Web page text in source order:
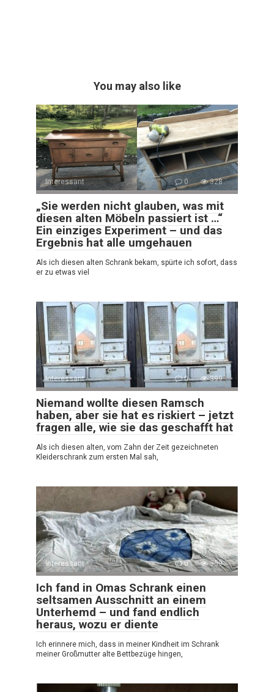
You may also like
Interessant 0 328
„Sie werden nicht glauben, was mit
diesen alten Möbeln passiert ist …“
Ein einziges Experiment – und das
Ergebnis hat alle umgehauen
Als ich diesen alten Schrank bekam, spürte ich sofort, dass
er zu etwas viel
Interessant 0 399
Niemand wollte diesen Ramsch
haben, aber sie hat es riskiert – jetzt
fragen alle, wie sie das geschafft hat
Als ich diesen alten, vom Zahn der Zeit gezeichneten
Kleiderschrank zum ersten Mal sah,
Interessant 0 359
Ich fand in Omas Schrank einen
seltsamen Ausschnitt an einem
Unterhemd – und fand endlich
heraus, wozu er diente
Ich erinnere mich, dass in meiner Kindheit im Schrank
meiner Großmutter alte Bettbezüge hingen,